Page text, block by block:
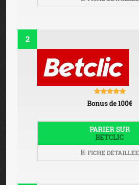
2
Bonus de 100€
PARIER SUR
BETCLIC
FICHE DÉTAILLÉE